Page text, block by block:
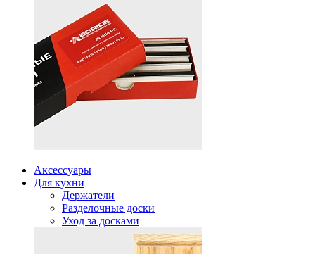
Аксессуары
Для кухни
Держатели
Разделочные доски
Уход за досками